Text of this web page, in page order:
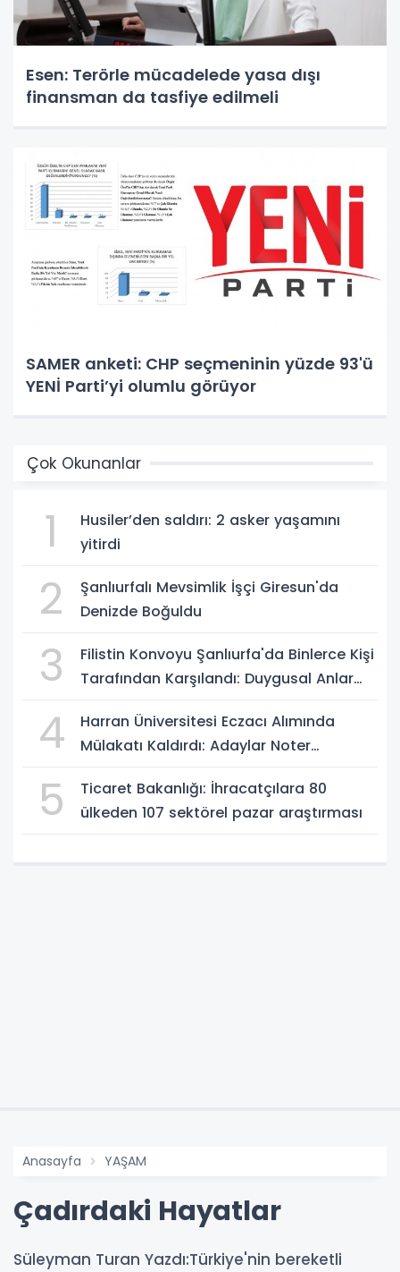
Esen: Terörle mücadelede yasa dışı
finansman da tasfiye edilmeli
SAMER anketi: CHP seçmeninin yüzde 93'ü
YENİ Parti’yi olumlu görüyor
Çok Okunanlar
1
Husiler’den saldırı: 2 asker yaşamını
yitirdi
2
Şanlıurfalı Mevsimlik İşçi Giresun'da
Denizde Boğuldu
3
Filistin Konvoyu Şanlıurfa'da Binlerce Kişi
Tarafından Karşılandı: Duygusal Anlar
4
Harran Üniversitesi Eczacı Alımında
Mülakatı Kaldırdı: Adaylar Noter
5
Ticaret Bakanlığı: İhracatçılara 80
ülkeden 107 sektörel pazar araştırması
Anasayfa YAŞAM
Çadırdaki Hayatlar
Süleyman Turan Yazdı:Türkiye'nin bereketli